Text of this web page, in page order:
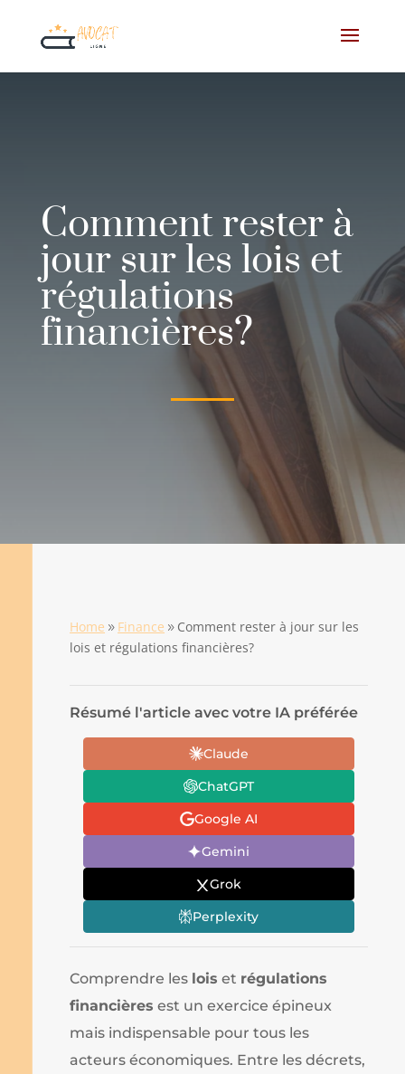
Comment rester à
jour sur les lois et
régulations
financières?
Home 9 Finance 9 Comment rester à jour sur les
lois et régulations financières?
Résumé l'article avec votre IA préférée
Claude
ChatGPT
Google AI
Gemini
Grok
Perplexity
Comprendre les lois et régulations
financières est un exercice épineux
mais indispensable pour tous les
acteurs économiques. Entre les décrets,